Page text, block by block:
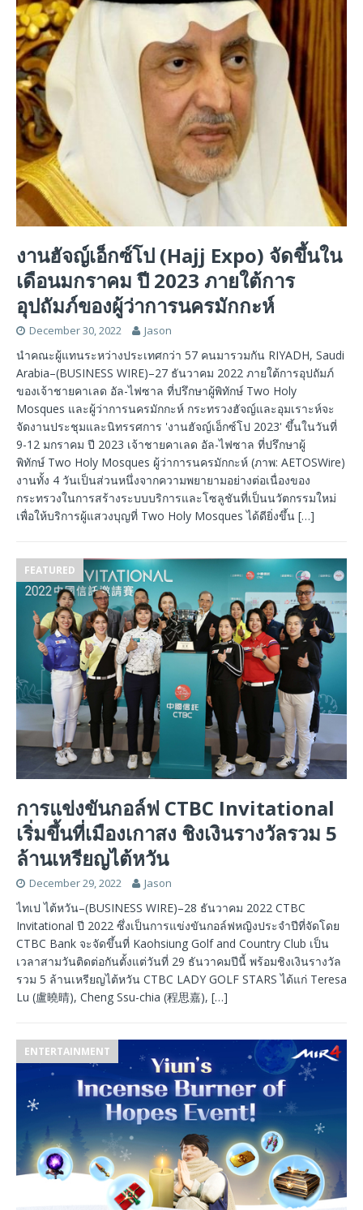
งานฮัจญ์เอ็กซ์โป (Hajj Expo) จัดขึ้นใน
เดือนมกราคม ปี 2023 ภายใต้การ
อุปถัมภ์ของผู้ว่าการนครมักกะห์
December 30, 2022 Jason
นำคณะผู้แทนระหว่างประเทศกว่า 57 คนมารวมกัน RIYADH, Saudi
Arabia–(BUSINESS WIRE)–27 ธันวาคม 2022 ภายใต้การอุปถัมภ์
ของเจ้าชายคาเลด อัล-ไฟซาล ที่ปรึกษาผู้พิทักษ์ Two Holy
Mosques และผู้ว่าการนครมักกะห์ กระทรวงฮัจญ์และอุมเราะห์จะ
จัดงานประชุมและนิทรรศการ 'งานฮัจญ์เอ็กซ์โป 2023' ขึ้นในวันที่
9-12 มกราคม ปี 2023 เจ้าชายคาเลด อัล-ไฟซาล ที่ปรึกษาผู้
พิทักษ์ Two Holy Mosques ผู้ว่าการนครมักกะห์ (ภาพ: AETOSWire)
งานทั้ง 4 วันเป็นส่วนหนึ่งจากความพยายามอย่างต่อเนื่องของ
กระทรวงในการสร้างระบบบริการและโซลูชันที่เป็นนวัตกรรมใหม่
เพื่อให้บริการผู้แสวงบุญที่ Two Holy Mosques ได้ดียิ่งขึ้น […]
FEATURED
การแข่งขันกอล์ฟ CTBC Invitational
เริ่มขึ้นที่เมืองเกาสง ชิงเงินรางวัลรวม 5
ล้านเหรียญไต้หวัน
December 29, 2022 Jason
ไทเป ไต้หวัน–(BUSINESS WIRE)–28 ธันวาคม 2022 CTBC
Invitational ปี 2022 ซึ่งเป็นการแข่งขันกอล์ฟหญิงประจำปีที่จัดโดย
CTBC Bank จะจัดขึ้นที่ Kaohsiung Golf and Country Club เป็น
เวลาสามวันติดต่อกันตั้งแต่วันที่ 29 ธันวาคมปีนี้ พร้อมชิงเงินรางวัล
รวม 5 ล้านเหรียญไต้หวัน CTBC LADY GOLF STARS ได้แก่ Teresa
Lu (盧曉晴), Cheng Ssu-chia (程思嘉), […]
ENTERTAINMENT